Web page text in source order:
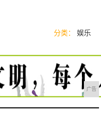
分类： 娱乐
广告